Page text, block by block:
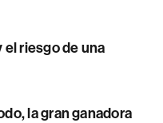
el riesgo de una
la gran ganadora